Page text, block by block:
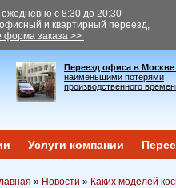
с 8:30 до 20:30
и квартирный переезд,
форма заказа >>
Переезд офиса в Москве
наименьшими потерями
производственного
Услуги компании
» Новости » Каких моделей